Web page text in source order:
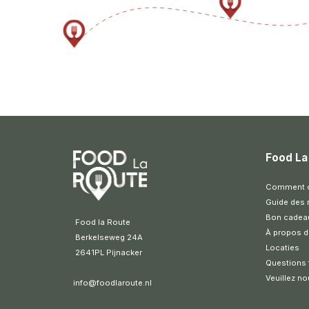
Food la Route
Berkelseweg 24A
2641PL Pijnacker
info@foodlaroute.nl
Food
Comment
Guide des
Bon
À propos
Locaties
Questions
Veuillez